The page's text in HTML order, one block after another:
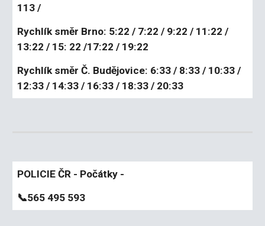
113 /
Rychlík směr Brno: 5:22 / 7:22 / 9:22 / 11:22 /
13:22 / 15: 22 /17:22 / 19:22
Rychlík směr Č. Budějovice: 6:33 / 8:33 / 10:33 /
12:33 / 14:33 / 16:33 / 18:33 / 20:33
POLICIE ČR - Počátky -
📞565 495 593